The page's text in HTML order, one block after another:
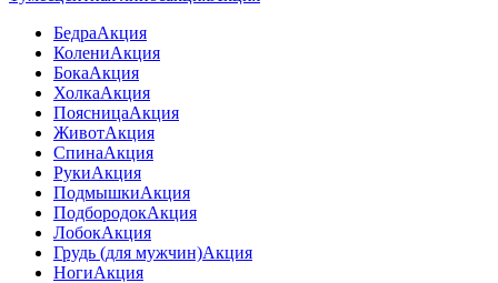
БедраАкция
КолениАкция
БокаАкция
ХолкаАкция
ПоясницаАкция
ЖивотАкция
СпинаАкция
РукиАкция
ПодмышкиАкция
ПодбородокАкция
ЛобокАкция
Грудь (для мужчин)Акция
НогиАкция